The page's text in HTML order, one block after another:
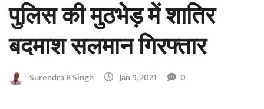
पुलिस की मुठभेड़ में शातिर
बदमाश सलमान गिरफ्तार
Surendra B Singh Jan 9, 2021 0